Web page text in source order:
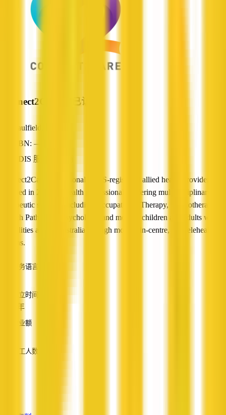
Connect2Care 已认证
Caulfield, VIC
ABN: —
NDIS 服务提供商
Connect2Care is a national NDIS-registered allied health provider
founded in 2019 by health professionals, offering multidisciplinary
therapeutic services including Occupational Therapy, Physiotherapy,
Speech Pathology, Psychology, and more to children and adults with
disabilities across Australia through mobile, in-centre, and telehealth
options.
服务语言
成立时间
5-10 年
营业额
员工人数